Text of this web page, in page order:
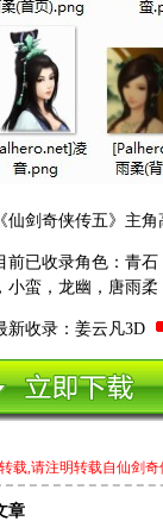
奇侠传五》主角高
收录角色：青石，
小蛮，龙幽，唐雨柔
收录：姜云凡3D
载,请注明转载自仙剑奇
章